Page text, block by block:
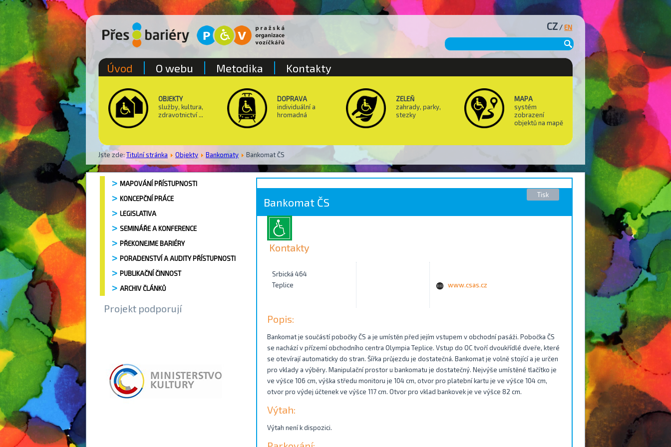
OBJEKTY
služby, kultura,
zdravotnictví ...
DOPRAVA
individuální a
hromadná
ZELEŇ
zahrady, parky,
stezky
MAPA
systém
zobrazení
objektů na mapě
CZ /EN
Jste zde:Titulní stránka Objekty Bankomaty Bankomat ČS
Úvod O webu Metodika Kontakty
MAPOVÁNÍ PŘÍSTUPNOSTI
KONCEPČNÍ PRÁCE
LEGISLATIVA
SEMINÁŘE A KONFERENCE
PŘEKONEJME BARIÉRY
PORADENSTVÍ A AUDITY PŘÍSTUPNOSTI
PUBLIKAČNÍ ČINNOST
ARCHIV ČLÁNKŮ
Projekt podporují
Tisk
Bankomat ČS
Kontakty
Srbická 464
Teplice
www.csas.cz
Popis:
Bankomat je součástí pobočky ČS a je umístěn před jejím vstupem v obchodní pasáži. Pobočka ČS
se nachází v přízemí obchodního centra Olympia Teplice. Vstup do OC tvoří dvoukřídlé dveře, které
se otevírají automaticky do stran. Šířka průjezdu je dostatečná. Bankomat je volně stojící a je určen
pro vklady a výběry. Manipulační prostor u bankomatu je dostatečný. Nejvýše umístěné tlačítko je
ve výšce 106 cm, výška středu monitoru je 104 cm, otvor pro platební kartu je ve výšce 104 cm,
otvor pro výdej účtenek ve výšce 117 cm. Otvor pro vklad bankovek je ve výšce 82 cm.
Výtah:
Výtah není k dispozici.